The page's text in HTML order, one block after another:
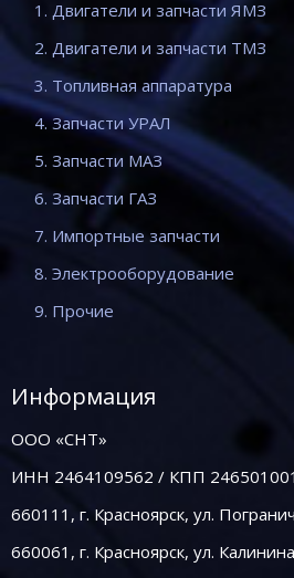
1. Двигатели и запчасти ЯМЗ
2. Двигатели и запчасти ТМЗ
3. Топливная аппаратура
4. Запчасти УРАЛ
5. Запчасти МАЗ
6. Запчасти ГАЗ
7. Импортные запчасти
8. Электрооборудование
9. Прочие
Информация
ООО «СНТ»
ИНН 2464109562 / КПП 246501001
660111, г. Красноярск, ул.
660061, г. Красноярск, ул.